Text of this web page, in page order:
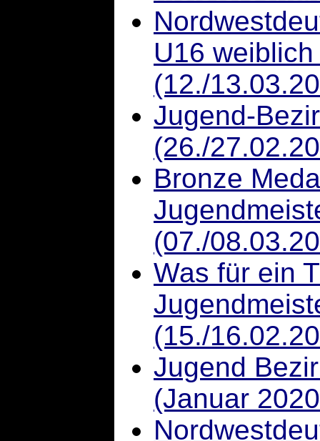
U16
(12./
Jugend-
(26./
Bronze
(07./
Was für ein
(15./
Jugend
(Januar